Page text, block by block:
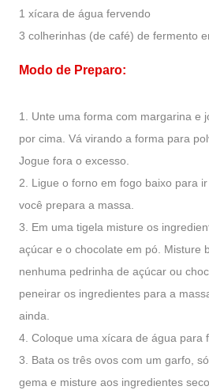
1 xícara de água fervendo
3 colherinhas (de café) de fermento
Modo de Preparo:
1. Unte uma forma com margarina e
por cima. Vá virando a forma para
Jogue fora o excesso.
2. Ligue o forno em fogo baixo para
você prepara a massa.
3. Em uma tigela misture os
açúcar e o chocolate em pó. Misture
nenhuma pedrinha de açúcar ou
peneirar os ingredientes para a
ainda.
4. Coloque uma xícara de água para
3. Bata os três ovos com um garfo,
gema e misture aos ingredientes